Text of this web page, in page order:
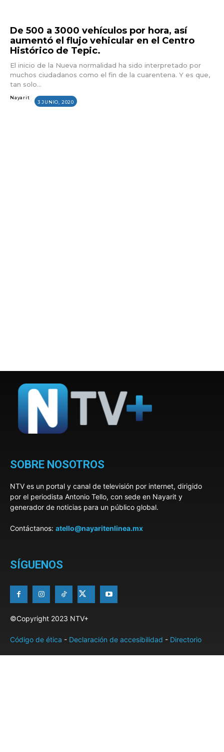
De 500 a 3000 vehículos por hora, así
aumentó el flujo vehicular en el Centro
Histórico de Tepic.
El inicio de la Nueva normalidad ha sido interpretado por
muchos ciudadanos como el fin de la cuarentena. Y es que,
tan solo...
Nayarit
3 JUNIO, 2020
SOBRE NOSOTROS
NTV es un portal y canal de televisión por internet, dirigido
por el periodista Antonio Tello, con sede en Nayarit y
generador de noticias para un público global.
Contáctanos: atello@nayaritenlinea.mx
SÍGUENOS
©Copyright 2023 NTV+
Código de ética - Declaración de accesibilidad - Directorio